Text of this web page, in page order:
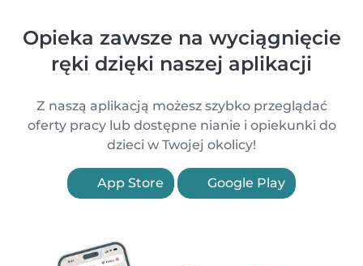
Opieka zawsze na wyciągnięcie
ręki dzięki naszej aplikacji
Z naszą aplikacją możesz szybko przeglądać
oferty pracy lub dostępne nianie i opiekunki do
dzieci w Twojej okolicy!
App Store Google Play